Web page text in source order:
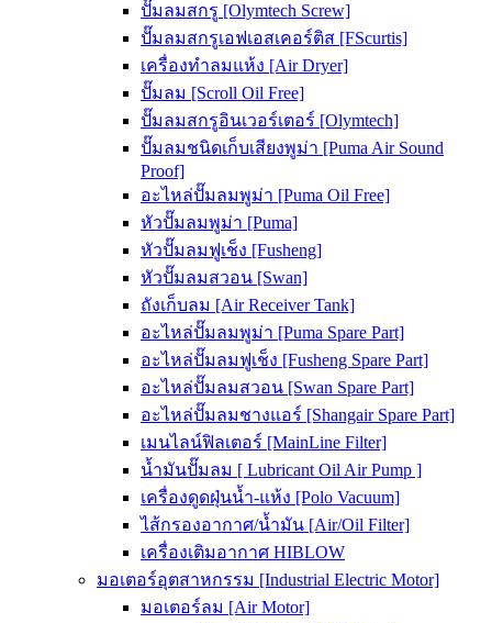
ปั๊มลมสกรู [Olymtech Screw]
ปั๊มลมสกรูเอฟเอสเคอร์ติส [FScurtis]
เครื่องทำลมแห้ง [Air Dryer]
ปั๊มลม [Scroll Oil Free]
ปั๊มลมสกรูอินเวอร์เตอร์ [Olymtech]
ปั๊มลมชนิดเก็บเสียงพูม่า [Puma Air Sound
Proof]
อะไหล่ปั๊มลมพูม่า [Puma Oil Free]
หัวปั๊มลมพูม่า [Puma]
หัวปั๊มลมฟูเช็ง [Fusheng]
หัวปั๊มลมสวอน [Swan]
ถังเก็บลม [Air Receiver Tank]
อะไหล่ปั๊มลมพูม่า [Puma Spare Part]
อะไหล่ปั๊มลมฟูเช็ง [Fusheng Spare Part]
อะไหล่ปั๊มลมสวอน [Swan Spare Part]
อะไหล่ปั๊มลมชางแอร์ [Shangair Spare Part]
เมนไลน์ฟิลเตอร์ [MainLine Filter]
น้ำมันปั๊มลม [ Lubricant Oil Air Pump ]
เครื่องดูดฝุ่นน้ำ-แห้ง [Polo Vacuum]
ไส้กรองอากาศ/น้ำมัน [Air/Oil Filter]
เครื่องเติมอากาศ HIBLOW
มอเตอร์อุตสาหกรรม [Industrial Electric Motor]
มอเตอร์ลม [Air Motor]